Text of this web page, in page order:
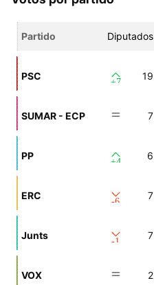
Partido Diputados
PSC +7 19
SUMAR - ECP 7
PP +4 6
ERC -6 7
Junts -1 7
VOX 2